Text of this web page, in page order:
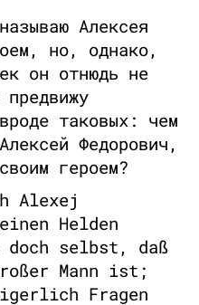
Алексея
но, однако,
он отнюдь не
таковых: чем
Федорович,
героем?
Alexej
Helden
doch selbst, daß
Mann ist;
Fragen